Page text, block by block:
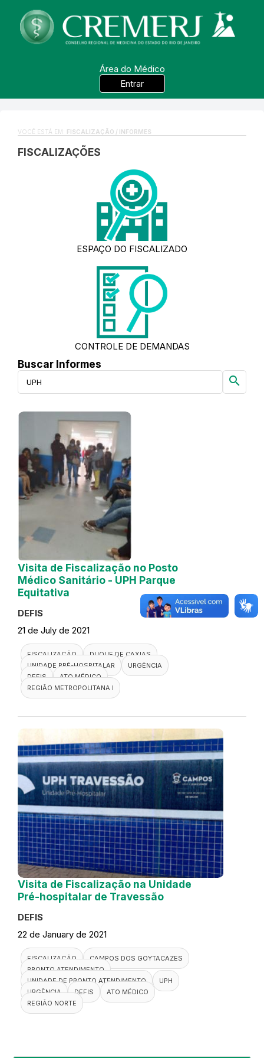
Área do Médico
Entrar
VOCÊ ESTÁ EM: FISCALIZAÇÃO / INFORMES
FISCALIZAÇÕES
ESPAÇO DO FISCALIZADO
CONTROLE DE DEMANDAS
Buscar Informes
search
Visita de Fiscalização no Posto
Médico Sanitário - UPH Parque
Equitativa
DEFIS
21 de July de 2021
FISCALIZAÇÃO
DUQUE DE CAXIAS
UNIDADE PRÉ-HOSPITALAR
URGÊNCIA
DEFIS
ATO MÉDICO
REGIÃO METROPOLITANA I
Visita de Fiscalização na Unidade
Pré-hospitalar de Travessão
DEFIS
22 de January de 2021
FISCALIZAÇÃO
CAMPOS DOS GOYTACAZES
PRONTO ATENDIMENTO
UNIDADE DE PRONTO ATENDIMENTO
UPH
URGÊNCIA
DEFIS
ATO MÉDICO
REGIÃO NORTE